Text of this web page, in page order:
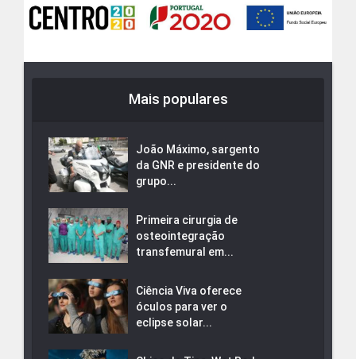
Mais populares
João Máximo, sargento
da GNR e presidente do
grupo...
Primeira cirurgia de
osteointegração
transfemural em...
Ciência Viva oferece
óculos para ver o
eclipse solar...